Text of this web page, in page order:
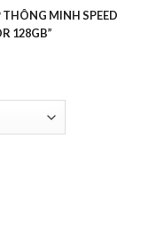
MINH SPEED
128GB”